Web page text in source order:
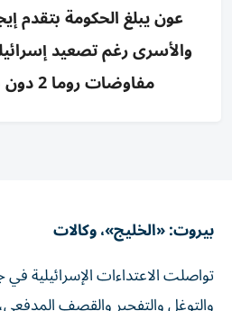
عون يبلغ الحكومة بتقدم
والأسرى رغم تصعيد
مفاوضات روما 2 دون نتائج ملموسة
والتوغل والتفجير والقصف